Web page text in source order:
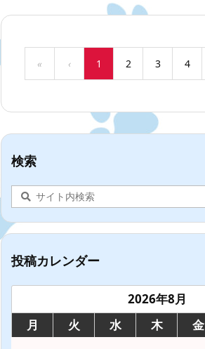
« ‹ 1 2 3 4
検索
投稿カレンダー
2026年8月
月
火 水 木 金